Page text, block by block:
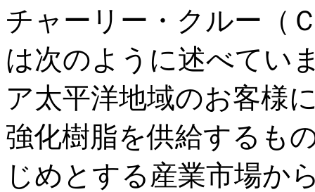
チャーリー・クルー（
は次のように述べてい
ア太平洋地域のお客様
強化樹脂を供給するも
じめとする産業市場か